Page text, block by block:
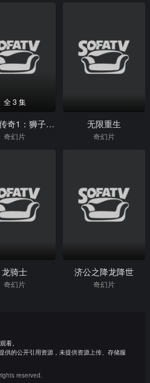
全 3 集
纳尼亚传奇1：狮子、女巫和魔衣橱
奇幻片
无限重生
奇幻片
龙骑士
奇幻片
济公之降龙降世
奇幻片
看。
供的公开引用资源，未提供资源上传、存储服
reserved.